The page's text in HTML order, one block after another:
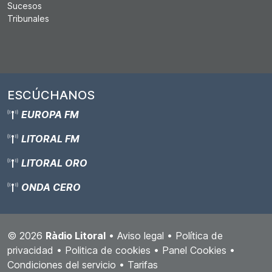
Sucesos
Tribunales
ESCÚCHANOS
EUROPA FM
LITORAL FM
LITORAL ORO
ONDA CERO
© 2026 Ràdio Litoral • Aviso legal • Política de
privacidad • Politica de cookies • Panel Cookies •
Condiciones del servicio • Tarifas